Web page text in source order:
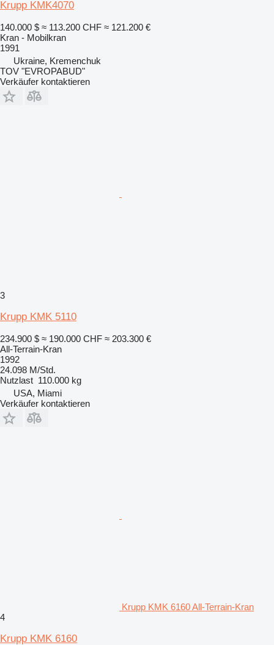
Krupp KMK4070
140.000 $ ≈ 113.200 CHF ≈ 121.200 €
Kran - Mobilkran
1991
Ukraine, Kremenchuk
TOV "EVROPABUD"
Verkäufer kontaktieren
3
Krupp KMK 5110
234.900 $ ≈ 190.000 CHF ≈ 203.300 €
All-Terrain-Kran
1992
24.098 M/Std.
Nutzlast 110.000 kg
USA, Miami
Verkäufer kontaktieren
Krupp KMK 6160 All-Terrain-Kran
4
Krupp KMK 6160